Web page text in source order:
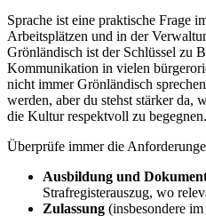
Sprache ist eine praktische Frage
Arbeitsplätzen und in der
Grönländisch ist der Schlüssel zu
Kommunikation in vielen
nicht immer Grönländisch
werden, aber du stehst stärker da,
die Kultur respektvoll zu begegnen.
Überprüfe immer die
Ausbildung und
Strafregisterauszug, wo
Zulassung (insbesondere